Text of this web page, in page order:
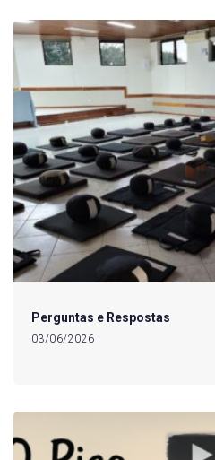
Perguntas e Respostas
03/06/2026